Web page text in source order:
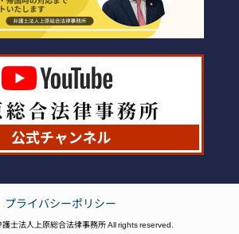
プライバシーポリシー
士法人上原総合法律事務所 All rights reserved.